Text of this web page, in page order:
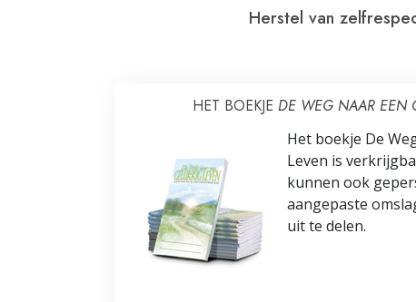
Herstel van
HET BOEKJE DE WEG NAAR EEN
Het boekje De
Leven is
kunnen ook
aangepaste
uit te delen.